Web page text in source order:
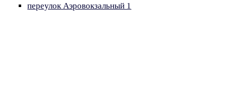
переулок Аэровокзальный 1